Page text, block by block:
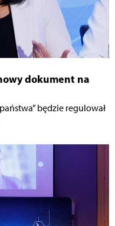
dokument na
będzie regulował